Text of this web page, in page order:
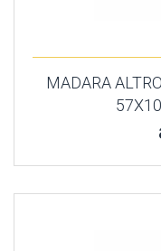
MADARA